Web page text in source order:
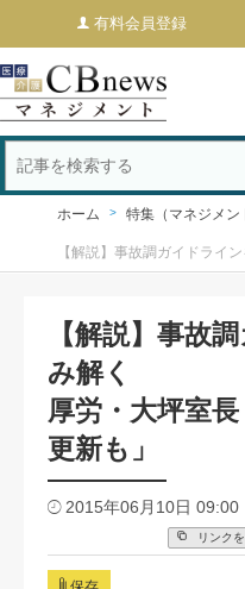
有料会員登録
ホーム 特集（マネジメン
【解説】事故調ガイドライ
【解説】事故
み解く
厚労・大坪室
更新も」
2015年06月10日 09:00
リンク